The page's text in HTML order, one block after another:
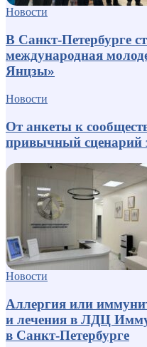
Новости
В Санкт-Петербурге
международная
Янцзы»
Новости
От анкеты к
привычный сценарий
Новости
Аллергия или
и лечения в ЛДЦ
в Санкт-Петербурге